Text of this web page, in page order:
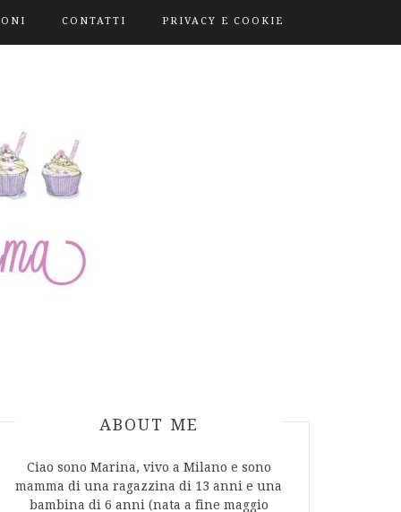
CONTATTI PRIVACY E COOKIE
ABOUT AUTHOR
ABOUT ME
Ciao sono Marina, vivo a Milano e sono
mamma di una ragazzina di 13 anni e una
bambina di 6 anni (nata a fine maggio